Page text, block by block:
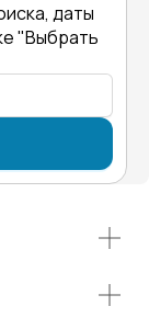
даты
"Выбрать